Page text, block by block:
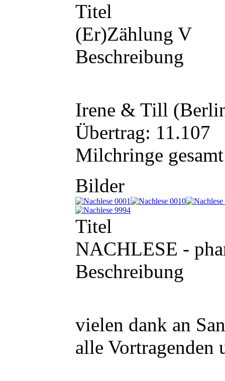
Titel
(Er)Zählung V
Beschreibung
Irene & Till
Übertrag: 11.107
Milchringe
Bilder
Titel
NACHLESE -
Beschreibung
vielen dank an
alle Vortragenden